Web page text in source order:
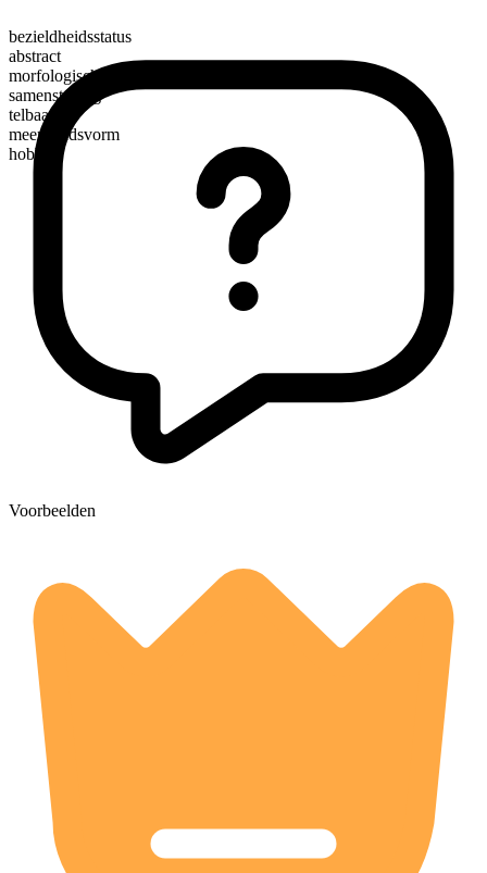
bezieldheidsstatus
abstract
morfologische samenstelling
samenstelling
telbaar
meervoudsvorm
hobbles
Voorbeelden